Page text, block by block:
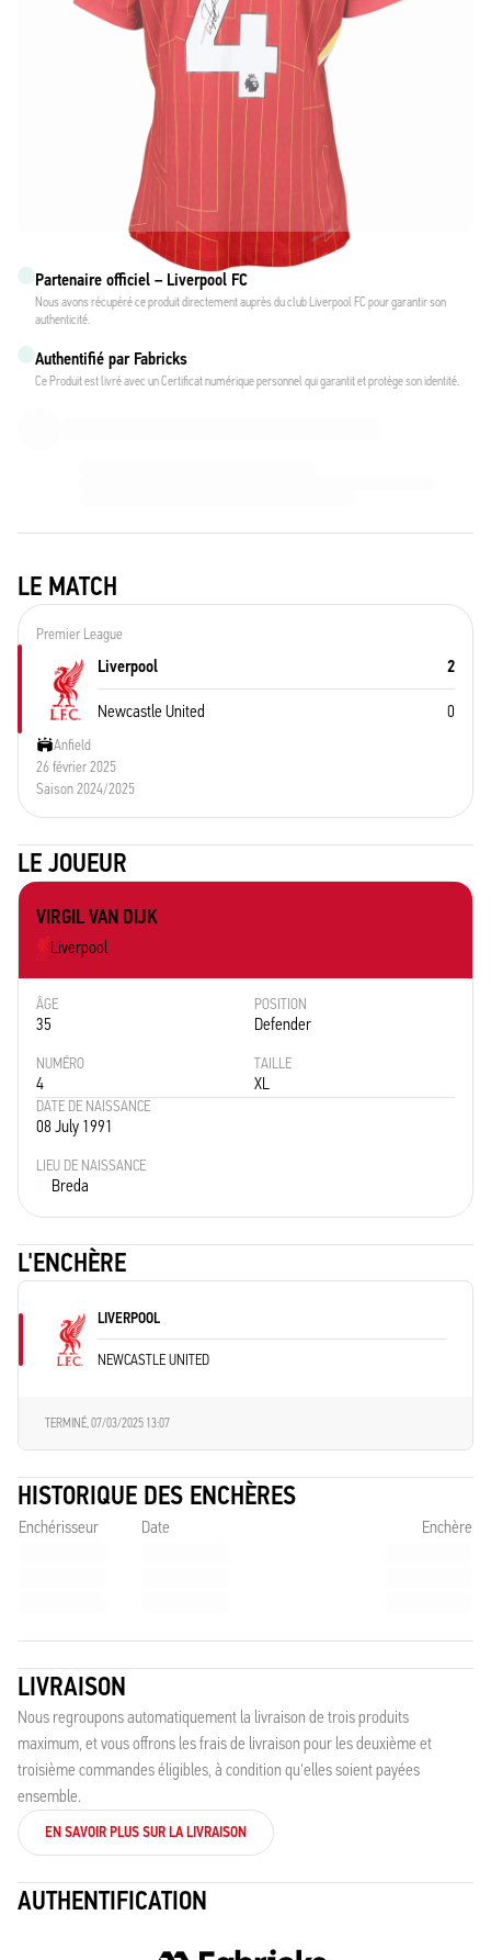
Partenaire officiel – Liverpool FC
Nous avons récupéré ce produit directement auprès du club Liverpool FC pour garantir son
authenticité.
Authentifié par Fabricks
Ce Produit est livré avec un Certificat numérique personnel qui garantit et protège son identité.
LE MATCH
Premier League
Liverpool 2
Newcastle United 0
Anfield
26 février 2025
Saison 2024/2025
LE JOUEUR
VIRGIL VAN DIJK
Liverpool
ÂGE
35
POSITION
Defender
NUMÉRO
4
TAILLE
XL
DATE DE NAISSANCE
08 July 1991
LIEU DE NAISSANCE
Breda
L'ENCHÈRE
LIVERPOOL
NEWCASTLE UNITED
TERMINÉ,07/03/2025 13:07
HISTORIQUE DES ENCHÈRES
Enchérisseur Date Enchère
LIVRAISON
Nous regroupons automatiquement la livraison de trois produits
maximum, et vous offrons les frais de livraison pour les deuxième et
troisième commandes éligibles, à condition qu'elles soient payées
ensemble.
EN SAVOIR PLUS SUR LA LIVRAISON
AUTHENTIFICATION